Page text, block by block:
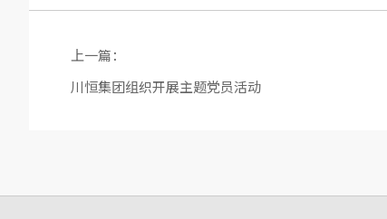
上一篇：
川恒集团组织开展主题党员活动